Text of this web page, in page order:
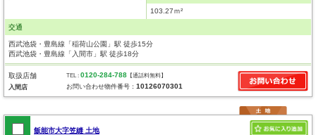
103.27ｍ²
交通
西武池袋・豊島線「稲荷山公園」駅 徒歩15分
西武池袋・豊島線「入間市」駅 徒歩18分
取扱店舗
入間店
TEL :0120-284-788 【通話料無料】
お問い合わせ物件番号：10126070301
飯能市大字笠縫 土地